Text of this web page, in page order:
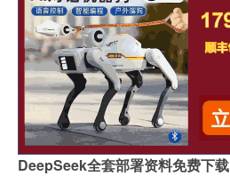
DeepSeek全套部署资料免费下载